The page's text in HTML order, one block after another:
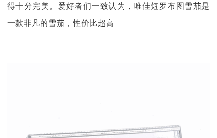
得十分完美。爱好者们一致认为，唯佳短罗布图雪茄是
一款非凡的雪茄，性价比超高